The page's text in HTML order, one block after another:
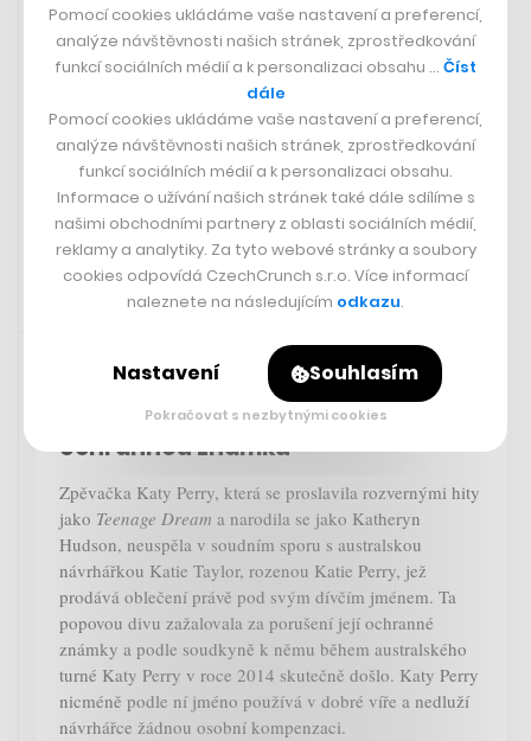
euthanised
her.https://t.co/fPhRxsuolK
— AFP News Agency (@AFP)April 29,
2023
Katy Perry versus Katie Perry.
Známá zpěvačka prohrála soud o
ochrannou známku
Zpěvačka Katy Perry, která se proslavila rozvernými hity
jako Teenage Dream a narodila se jako Katheryn
Hudson, neuspěla v soudním sporu s australskou
návrhářkou Katie Taylor, rozenou Katie Perry, jež
prodává oblečení právě pod svým dívčím jménem. Ta
popovou divu zažalovala za porušení její ochranné
známky a podle soudkyně k němu během australského
turné Katy Perry v roce 2014 skutečně došlo. Katy Perry
nicméně podle ní jméno používá v dobré víře a nedluží
návrhářce žádnou osobní kompenzaci.
Pomocí cookies ukládáme vaše nastavení a preferencí,
analýze návštěvnosti našich stránek, zprostředkování
funkcí sociálních médií a k personalizaci obsahu … Číst
dále
Pomocí cookies ukládáme vaše nastavení a preferencí,
analýze návštěvnosti našich stránek, zprostředkování
funkcí sociálních médií a k personalizaci obsahu.
Informace o užívání našich stránek také dále sdílíme s
našimi obchodními partnery z oblasti sociálních médií,
reklamy a analytiky. Za tyto webové stránky a soubory
cookies odpovídá CzechCrunch s.r.o. Více informací
naleznete na následujícím odkazu.
Nastavení Souhlasím
Pokračovat s nezbytnými cookies